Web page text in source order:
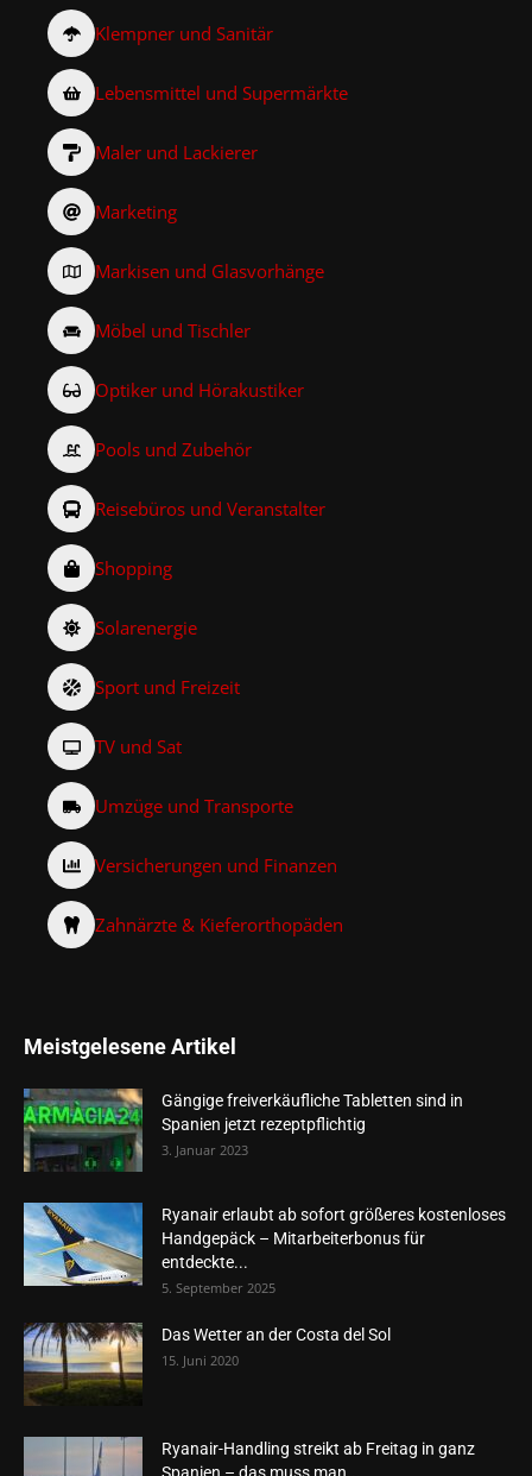
Klempner und Sanitär
Lebensmittel und Supermärkte
Maler und Lackierer
Marketing
Markisen und Glasvorhänge
Möbel und Tischler
Optiker und Hörakustiker
Pools und Zubehör
Reisebüros und Veranstalter
Shopping
Solarenergie
Sport und Freizeit
TV und Sat
Umzüge und Transporte
Versicherungen und Finanzen
Zahnärzte & Kieferorthopäden
Meistgelesene Artikel
Gängige freiverkäufliche Tabletten sind in
Spanien jetzt rezeptpflichtig
3. Januar 2023
Ryanair erlaubt ab sofort größeres kostenloses
Handgepäck – Mitarbeiterbonus für
entdeckte...
5. September 2025
Das Wetter an der Costa del Sol
15. Juni 2020
Ryanair-Handling streikt ab Freitag in ganz